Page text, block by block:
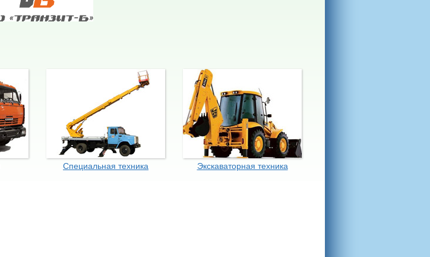
Специальная техника Экскаваторная техника